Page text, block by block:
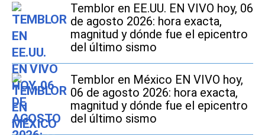
Temblor en EE.UU. EN VIVO hoy, 06
de agosto 2026: hora exacta,
magnitud y dónde fue el epicentro
del último sismo
Temblor en México EN VIVO hoy,
06 de agosto 2026: hora exacta,
magnitud y dónde fue el epicentro
del último sismo